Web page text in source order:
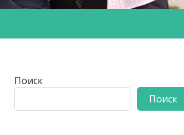
Поиск
Поиск